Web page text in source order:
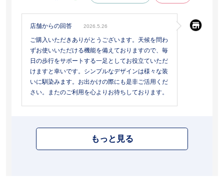
店舗からの回答 2026.5.26
ご購入いただきありがとうございます。天候を問わ
ずお使いいただける機能を備えておりますので、毎
日の歩行をサポートする一足としてお役立ていただ
けますと幸いです。シンプルなデザインは様々な装
いに馴染みます。お出かけの際にも是非ご活用くだ
さい。またのご利用を心よりお待ちしております。
もっと見る